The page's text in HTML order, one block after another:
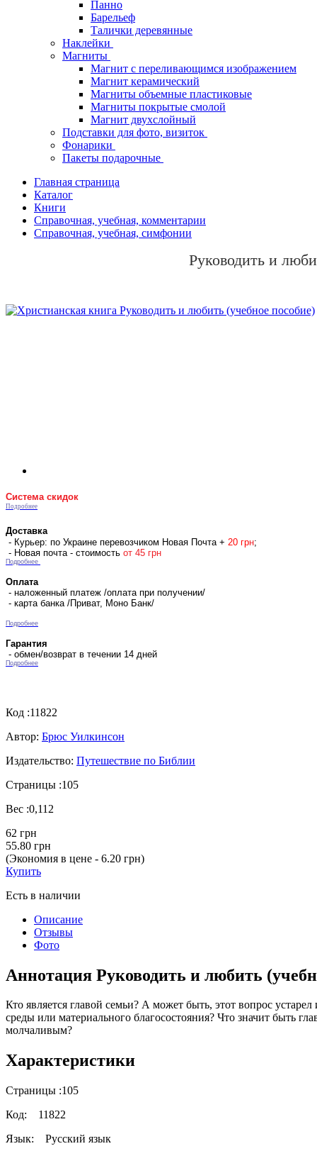
Панно
Барельеф
Талички деревянные
Наклейки
Магниты
Магнит с переливающимся изображением
Магнит керамический
Магниты объемные пластиковые
Магниты покрытые смолой
Магнит двухслойный
Подставки для фото, визиток
Фонарики
Пакеты подарочные
Главная страница
Каталог
Книги
Справочная, учебная, комментарии
Справочная, учебная, симфонии
Руководить и
Система скидок
Подробнее
Доставка
- Курьер: по Украине перевозчиком Новая Почта + 20 грн;
- Новая почта - стоимость от 45 грн
Подробнее
Оплата
- наложенный платеж /оплата при получении/
- карта банка /Приват, Моно Банк/
Подробнее
Гарантия
- обмен/возврат в течении 14 дней
Подробнее
Код :11822
Автор: Брюс Уилкинсон
Издательство: Путешествие по Библии
Страницы :105
Вес :0,112
62 грн
55.80 грн
(Экономия в цене - 6.20 грн)
Купить
Есть в наличии
Описание
Отзывы
Фото
Аннотация Руководить и любить
Кто является главой семьи? А может быть, этот вопрос
среды или материального благосостояния? Что значит быть
молчаливым?
Характеристики
Страницы :105
Код: 11822
Язык: Русский язык